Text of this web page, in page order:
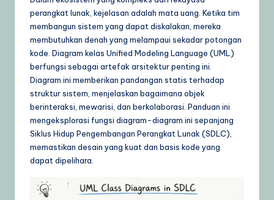
si
–
A
K
perangkat lunak, kejelasan adalah mata uang. Ketika tim
membangun sistem yang dapat diskalakan, mereka
membutuhkan denah yang melampaui sekadar potongan
kode. Diagram kelas Unified Modeling Language (UML)
berfungsi sebagai artefak arsitektur penting ini.
Diagram ini memberikan pandangan statis terhadap
struktur sistem, menjelaskan bagaimana objek
berinteraksi, mewarisi, dan berkolaborasi. Panduan ini
mengeksplorasi fungsi diagram-diagram ini sepanjang
Siklus Hidup Pengembangan Perangkat Lunak (SDLC),
memastikan desain yang kuat dan basis kode yang
dapat dipelihara.